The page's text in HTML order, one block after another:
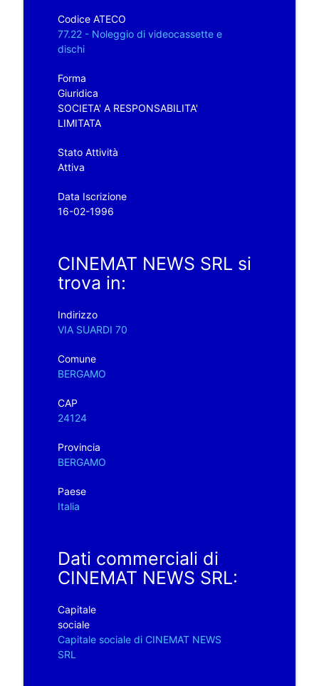
Codice ATECO
77.22 - Noleggio di videocassette e
dischi
Forma
Giuridica
SOCIETA' A RESPONSABILITA'
LIMITATA
Stato Attività
Attiva
Data Iscrizione
16-02-1996
CINEMAT NEWS SRL si
trova in:
Indirizzo
VIA SUARDI 70
Comune
BERGAMO
CAP
24124
Provincia
BERGAMO
Paese
Italia
Dati commerciali di
CINEMAT NEWS SRL:
Capitale
sociale
Capitale sociale di CINEMAT NEWS
SRL